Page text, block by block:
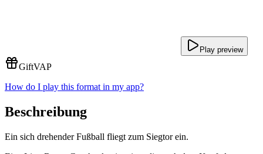
Play preview
GiftVAP
How do I play this format in my app?
Beschreibung
Ein sich drehender Fußball fliegt zum Siegtor ein.